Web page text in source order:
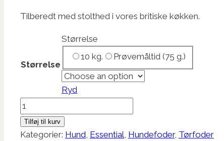
Tilberedt med stolthed i vores britiske køkken.
Størrelse
Størrelse
10 kg.
Prøvemåltid (75 g.)
Ryd
Essential
British
Heritage
Tilføj til kurv
Kategorier: Hund Essential Hundefoder, Tørfoder